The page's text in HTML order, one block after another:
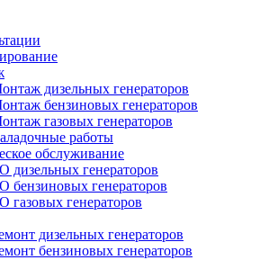
дизельных генераторов
бензиновых генераторов
газовых генераторов
работы
обслуживание
дизельных генераторов
бензиновых генераторов
газовых генераторов
дизельных генераторов
бензиновых генераторов